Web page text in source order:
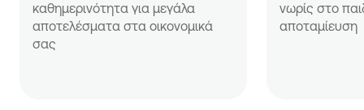
καθημερινότητα για μεγάλα
αποτελέσματα στα οικονομικά
σας
νωρίς στο
αποταμίευση